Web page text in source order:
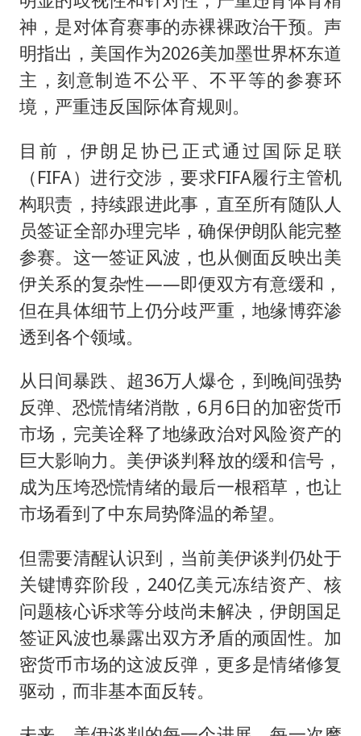
神，是对体育赛事的赤裸裸政治干预。声
明指出，美国作为2026美加墨世界杯东道
主，刻意制造不公平、不平等的参赛环
境，严重违反国际体育规则。
目前，伊朗足协已正式通过国际足联
（FIFA）进行交涉，要求FIFA履行主管机
构职责，持续跟进此事，直至所有随队人
员签证全部办理完毕，确保伊朗队能完整
参赛。这一签证风波，也从侧面反映出美
伊关系的复杂性——即便双方有意缓和，
但在具体细节上仍分歧严重，地缘博弈渗
透到各个领域。
从日间暴跌、超36万人爆仓，到晚间强势
反弹、恐慌情绪消散，6月6日的加密货币
市场，完美诠释了地缘政治对风险资产的
巨大影响力。美伊谈判释放的缓和信号，
成为压垮恐慌情绪的最后一根稻草，也让
市场看到了中东局势降温的希望。
但需要清醒认识到，当前美伊谈判仍处于
关键博弈阶段，240亿美元冻结资产、核
问题核心诉求等分歧尚未解决，伊朗国足
签证风波也暴露出双方矛盾的顽固性。加
密货币市场的这波反弹，更多是情绪修复
驱动，而非基本面反转。